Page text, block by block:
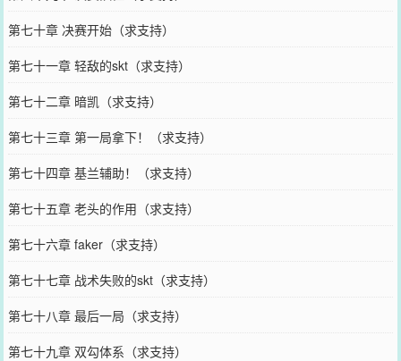
第七十章 决赛开始（求支持）
第七十一章 轻敌的skt（求支持）
第七十二章 暗凯（求支持）
第七十三章 第一局拿下！（求支持）
第七十四章 基兰辅助！（求支持）
第七十五章 老头的作用（求支持）
第七十六章 faker（求支持）
第七十七章 战术失败的skt（求支持）
第七十八章 最后一局（求支持）
第七十九章 双勾体系（求支持）